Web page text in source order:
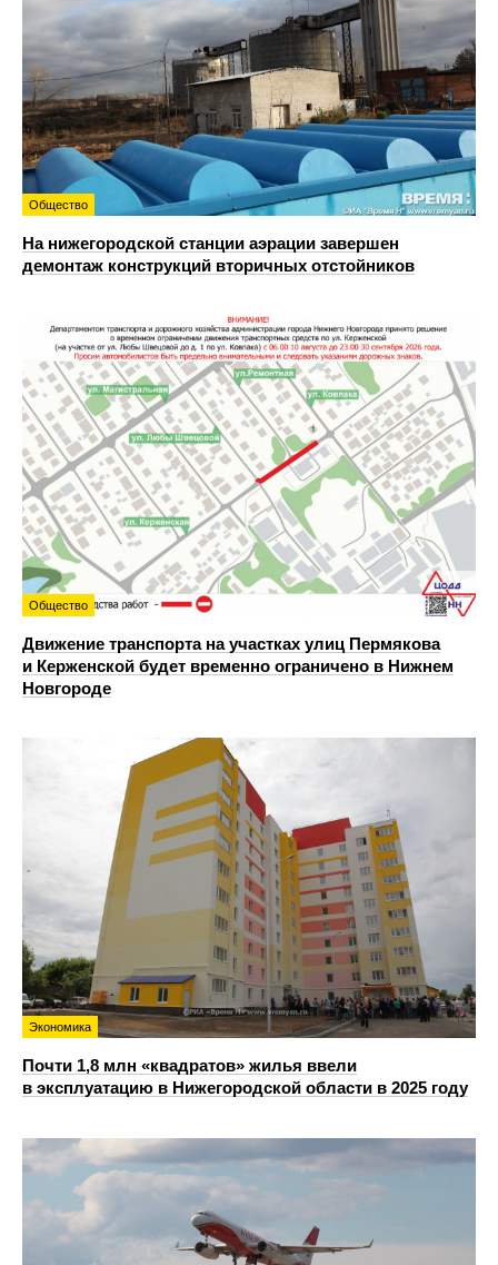
Общество
На нижегородской станции аэрации завершен
демонтаж конструкций вторичных отстойников
Общество
Движение транспорта на участках улиц Пермякова
и Керженской будет временно ограничено в Нижнем
Новгороде
Экономика
Почти 1,8 млн «квадратов» жилья ввели
в эксплуатацию в Нижегородской области в 2025 году